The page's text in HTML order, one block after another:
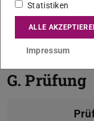
F. Literatur
G. Prüfung
Statistiken
ALLE
Impressum